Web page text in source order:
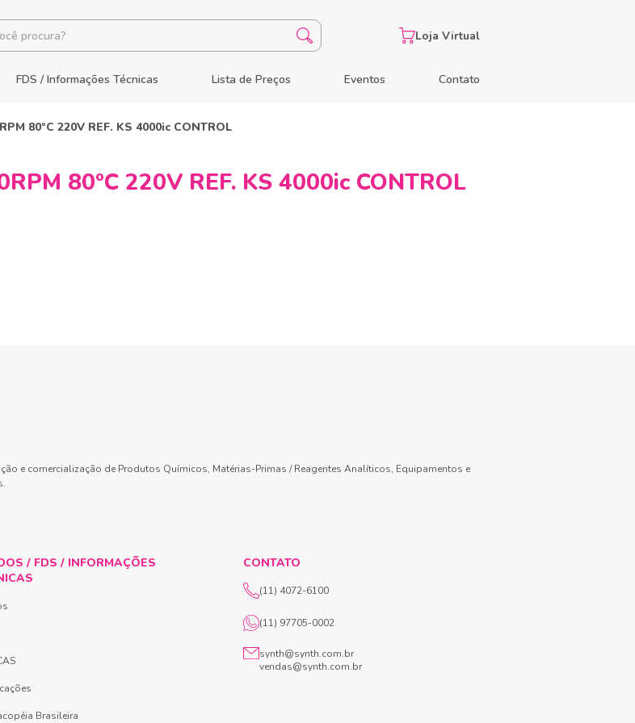
FDS / Informações Técnicas Lista de Preços Eventos Contato
Loja Virtual
80ºC 220V REF. KS 4000ic CONTROL
80ºC 220V REF. KS 4000ic CONTROL
e comercialização de Produtos Químicos, Matérias-Primas / Reagentes Analíticos, Equipamentos e
/ FDS / INFORMAÇÕES
Brasileira
CONTATO
(11) 4072-6100
(11) 97705-0002
synth@synth.com.br
vendas@synth.com.br